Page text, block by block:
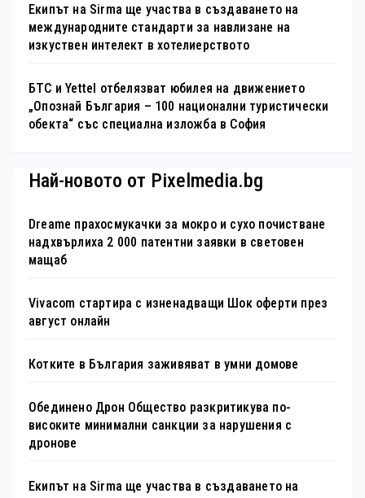
Екипът на Sirma ще участва в създаването на
международните стандарти за навлизане на
изкуствен интелект в хотелиерството
БТС и Yettel отбелязват юбилея на движението
„Опознай България – 100 национални туристически
обекта“ със специална изложба в София
Най-новото от Pixelmedia.bg
Dreame прахосмукачки за мокро и сухо почистване
надхвърлиха 2 000 патентни заявки в световен
мащаб
Vivacom стартира с изненадващи Шок оферти през
август онлайн
Котките в България заживяват в умни домове
Обединено Дрон Общество разкритикува по-
високите минимални санкции за нарушения с
дронове
Екипът на Sirma ще участва в създаването на